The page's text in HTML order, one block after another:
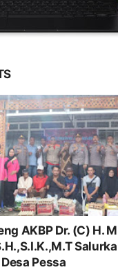
AKBP Dr. (C) H.
Pessa